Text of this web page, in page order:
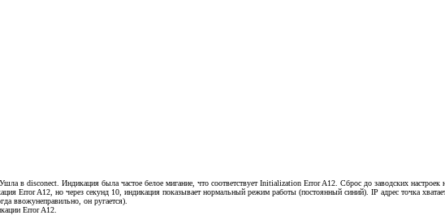
в disconect. Индикация была частое белое мигание, что соответствует Initialization Error A12. Сброс до заводских
Error A12, но через секунд 10, индикация показывает нормальный режим работы (постоянный синий). IP адрес точка
ввожунеправильно, он ругается).
Error A12.